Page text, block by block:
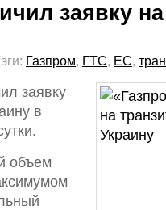
заявку на
Газпром, ГТС, ЕС,
заявку
в
объем